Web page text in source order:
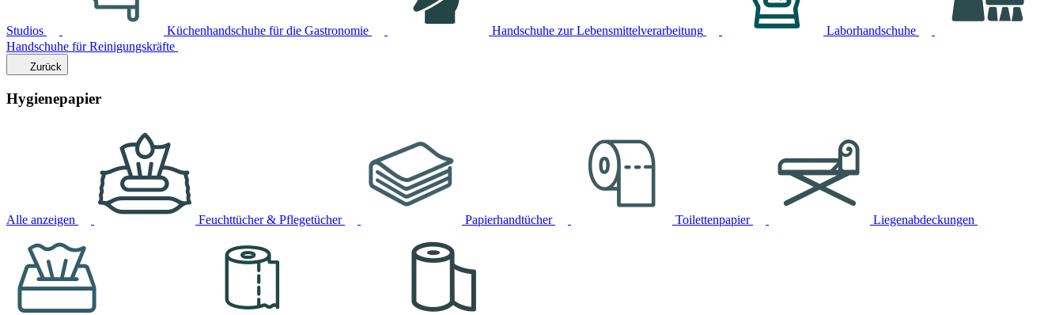
Studios Küchenhandschuhe für die Gastronomie Handschuhe zur Lebensmittelverarbeitung
Laborhandschuhe
Handschuhe für Reinigungskräfte
Zurück
Hygienepapier
Alle anzeigen Feuchttücher & Pflegetücher Papierhandtücher Toilettenpapier Liegenabdeckungen